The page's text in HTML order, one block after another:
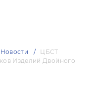
Новости
ЦБСТ
Изделий Двойного